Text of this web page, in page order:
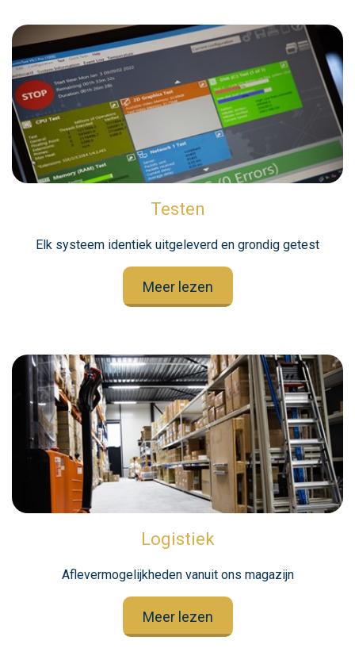
Testen
Elk systeem identiek uitgeleverd en grondig getest
Meer lezen
Logistiek
Aflevermogelijkheden vanuit ons magazijn
Meer lezen